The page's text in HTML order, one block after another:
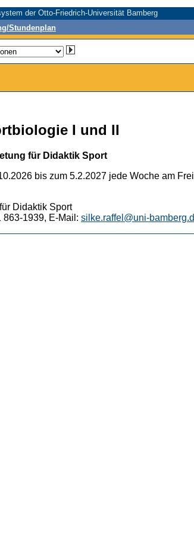
der Otto-Friedrich-Universität Bamberg
Stundenplan
I und II
für Didaktik Sport
bis zum 5.2.2027 jede Woche am
Didaktik Sport
863-1939, E-Mail: silke.raffel@uni-